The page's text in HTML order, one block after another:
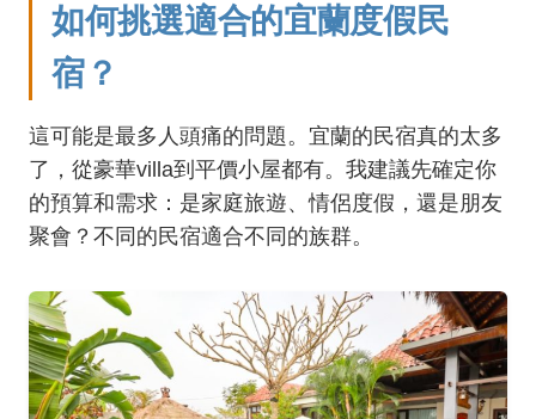
如何挑選適合的宜蘭度假民
宿？
這可能是最多人頭痛的問題。宜蘭的民宿真的太多
了，從豪華villa到平價小屋都有。我建議先確定你
的預算和需求：是家庭旅遊、情侶度假，還是朋友
聚會？不同的民宿適合不同的族群。